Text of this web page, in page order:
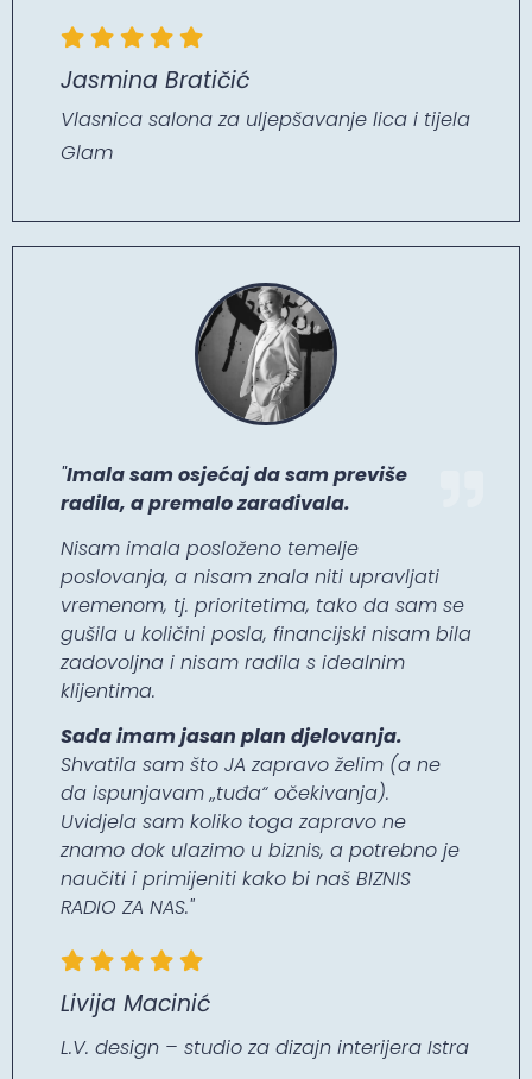
Jasmina Bratičić
Vlasnica salona za uljepšavanje lica i tijela
Glam
"Imala sam osjećaj da sam previše
radila, a premalo zarađivala.
Nisam imala posloženo temelje
poslovanja, a nisam znala niti upravljati
vremenom, tj. prioritetima, tako da sam se
gušila u količini posla, financijski nisam bila
zadovoljna i nisam radila s idealnim
klijentima.
Sada imam jasan plan djelovanja.
Shvatila sam što JA zapravo želim (a ne
da ispunjavam „tuđa“ očekivanja).
Uvidjela sam koliko toga zapravo ne
znamo dok ulazimo u biznis, a potrebno je
naučiti i primijeniti kako bi naš BIZNIS
RADIO ZA NAS."
Livija Macinić
L.V. design – studio za dizajn interijera Istra